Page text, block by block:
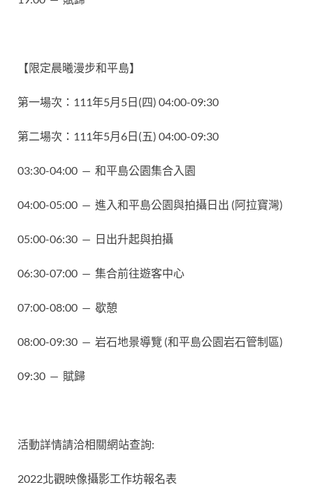
【限定晨曦漫步和平島】
第一場次：111年5月5日(四) 04:00-09:30
第二場次：111年5月6日(五) 04:00-09:30
03:30-04:00 — 和平島公園集合入園
04:00-05:00 — 進入和平島公園與拍攝日出 (阿拉寶灣)
05:00-06:30 — 日出升起與拍攝
06:30-07:00 — 集合前往遊客中心
07:00-08:00 — 歇憩
08:00-09:30 — 岩石地景導覽 (和平島公園岩石管制區)
09:30 — 賦歸
活動詳情請洽相關網站查詢:
2022北觀映像攝影工作坊報名表